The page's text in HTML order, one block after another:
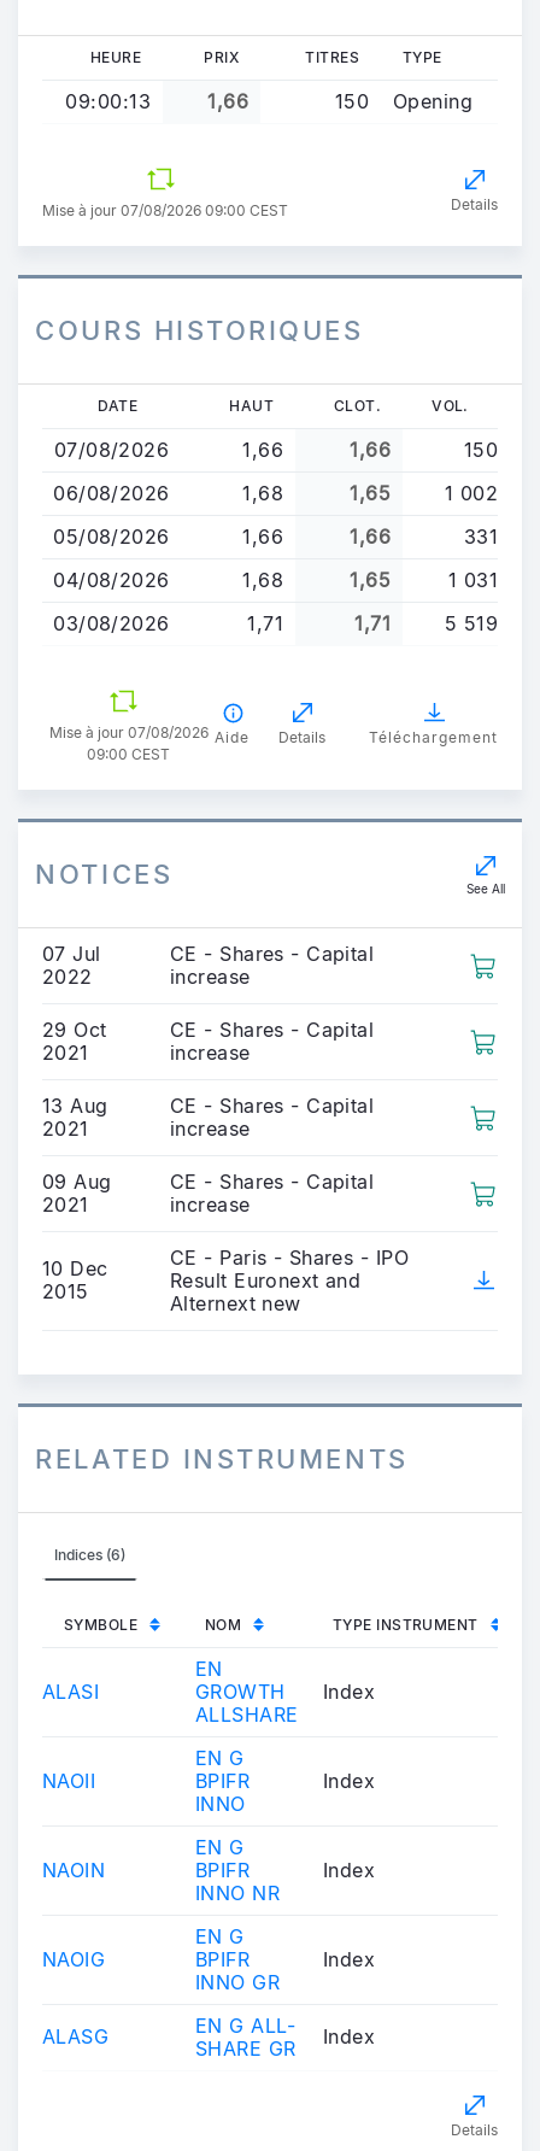
HEURE PRIX TITRES TYPE
09:00:13 1,66 150 Opening
Mise à jour 07/08/2026 09:00 CEST Details
COURS HISTORIQUES
contenu
principal
DATE HAUT CLOT. VOL.
07/08/2026 1,66 1,66
150
06/08/2026
1,68 1,65
1 002
05/08/2026
1,66 1,66
331
04/08/2026
1,68 1,65
1 031
03/08/2026
1,71 1,71 5 519
Mise à jour 07/08/2026
09:00 CEST
Aide Details Téléchargement
NOTICES See All
07 Jul
2022
CE - Shares - Capital
increase
29 Oct
2021
CE - Shares - Capital
increase
13 Aug
2021
CE - Shares - Capital
increase
09 Aug
2021
CE - Shares - Capital
increase
10 Dec
2015
CE - Paris - Shares - IPO
Result Euronext and
Alternext new
RELATED INSTRUMENTS
Indices (6)
SYMBOLE NOM TYPE INSTRUMENT
ALASI
EN
GROWTH
ALLSHARE
Index
NAOII
EN G
BPIFR
INNO
Index
NAOIN
EN G
BPIFR
INNO NR
Index
NAOIG
EN G
BPIFR
INNO GR
Index
ALASG
EN G ALL-
SHARE GR
Index
Details